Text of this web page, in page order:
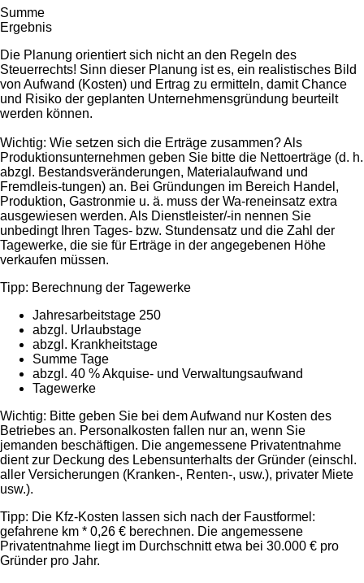
Summe
Ergebnis
Die Planung orientiert sich nicht an den Regeln des
Steuerrechts! Sinn dieser Planung ist es, ein realistisches Bild
von Aufwand (Kosten) und Ertrag zu ermitteln, damit Chance
und Risiko der geplanten Unternehmensgründung beurteilt
werden können.
Wichtig: Wie setzen sich die Erträge zusammen? Als
Produktionsunternehmen geben Sie bitte die Nettoerträge (d. h.
abzgl. Bestandsveränderungen, Materialaufwand und
Fremdleis-tungen) an. Bei Gründungen im Bereich Handel,
Produktion, Gastronmie u. ä. muss der Wa-reneinsatz extra
ausgewiesen werden. Als Dienstleister/-in nennen Sie
unbedingt Ihren Tages- bzw. Stundensatz und die Zahl der
Tagewerke, die sie für Erträge in der angegebenen Höhe
verkaufen müssen.
Tipp: Berechnung der Tagewerke
Jahresarbeitstage 250
abzgl. Urlaubstage
abzgl. Krankheitstage
Summe Tage
abzgl. 40 % Akquise- und Verwaltungsaufwand
Tagewerke
Wichtig: Bitte geben Sie bei dem Aufwand nur Kosten des
Betriebes an. Personalkosten fallen nur an, wenn Sie
jemanden beschäftigen. Die angemessene Privatentnahme
dient zur Deckung des Lebensunterhalts der Gründer (einschl.
aller Versicherungen (Kranken-, Renten-, usw.), privater Miete
usw.).
Tipp: Die Kfz-Kosten lassen sich nach der Faustformel:
gefahrene km * 0,26 € berechnen. Die angemessene
Privatentnahme liegt im Durchschnitt etwa bei 30.000 € pro
Gründer pro Jahr.